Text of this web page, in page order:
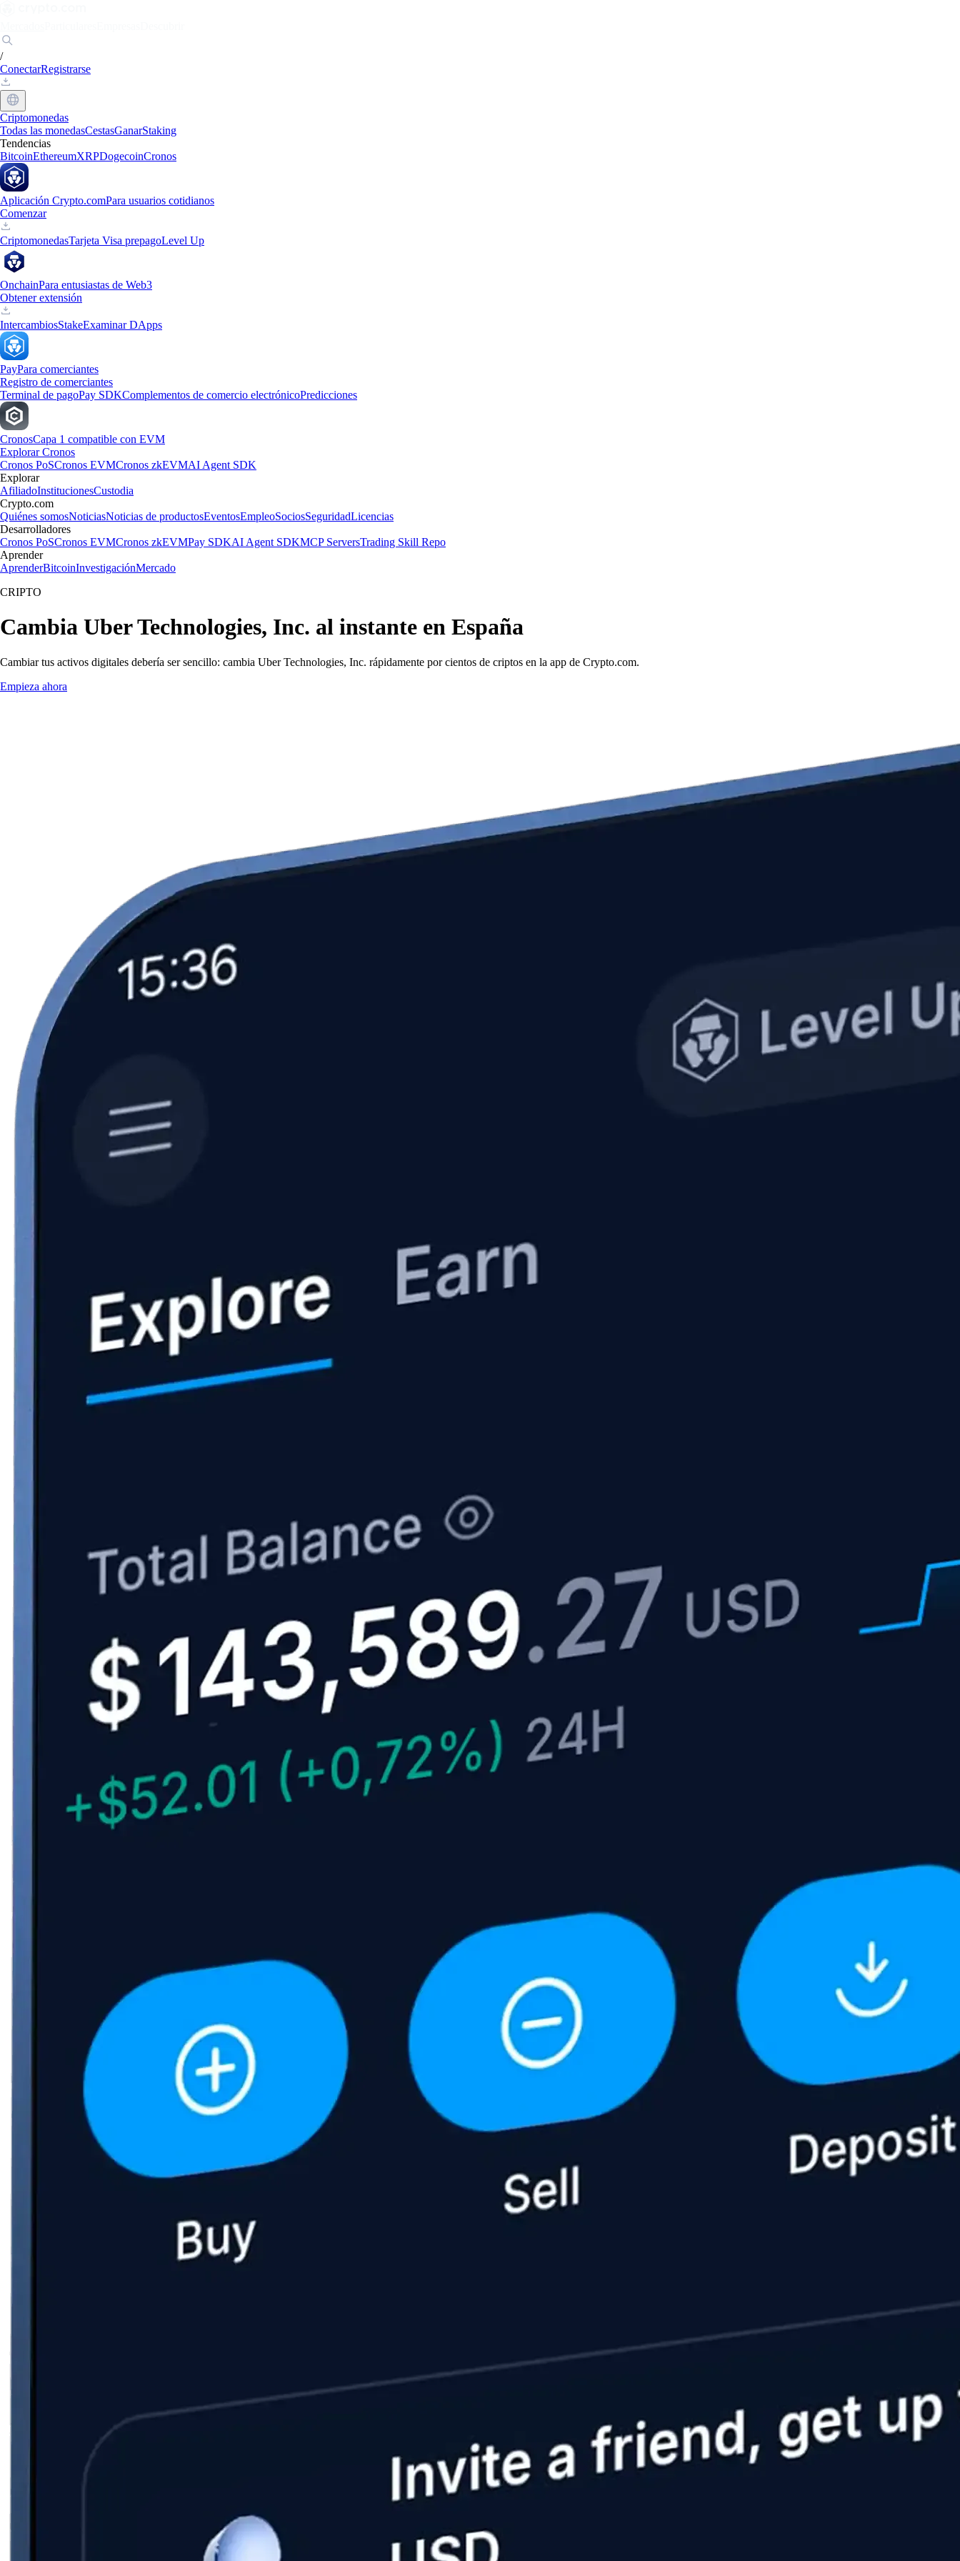
/
ConectarRegistrarse
Criptomonedas
Todas las monedasCestasGanarStaking
Tendencias
BitcoinEthereumXRPDogecoinCronos
Aplicación Crypto.comPara usuarios cotidianos
Comenzar
CriptomonedasTarjeta Visa prepagoLevel Up
OnchainPara entusiastas de Web3
Obtener extensión
IntercambiosStakeExaminar DApps
PayPara comerciantes
Registro de comerciantes
Terminal de pagoPay SDKComplementos de comercio electrónicoPredicciones
CronosCapa 1 compatible con EVM
Explorar Cronos
Cronos PoSCronos EVMCronos zkEVMAI Agent SDK
Explorar
AfiliadoInstitucionesCustodia
Crypto.com
Quiénes somosNoticiasNoticias de productosEventosEmpleoSociosSeguridadLicencias
Desarrolladores
Cronos PoSCronos EVMCronos zkEVMPay SDKAI Agent SDKMCP ServersTrading Skill Repo
Aprender
AprenderBitcoinInvestigaciónMercado
CRIPTO
Cambia Uber Technologies, Inc. al instante en España
Cambiar tus activos digitales debería ser sencillo: cambia Uber Technologies, Inc. rápidamente por cientos de criptos en la app de Crypto.com.
Empieza ahora